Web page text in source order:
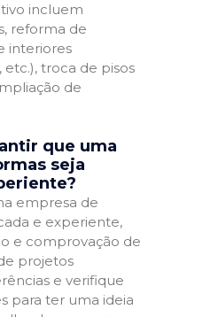
incluem
reforma de
interiores
etc.), troca de pisos
de
que uma
seja
empresa de
e experiente,
e comprovação de
projetos
e verifique
para ter uma ideia